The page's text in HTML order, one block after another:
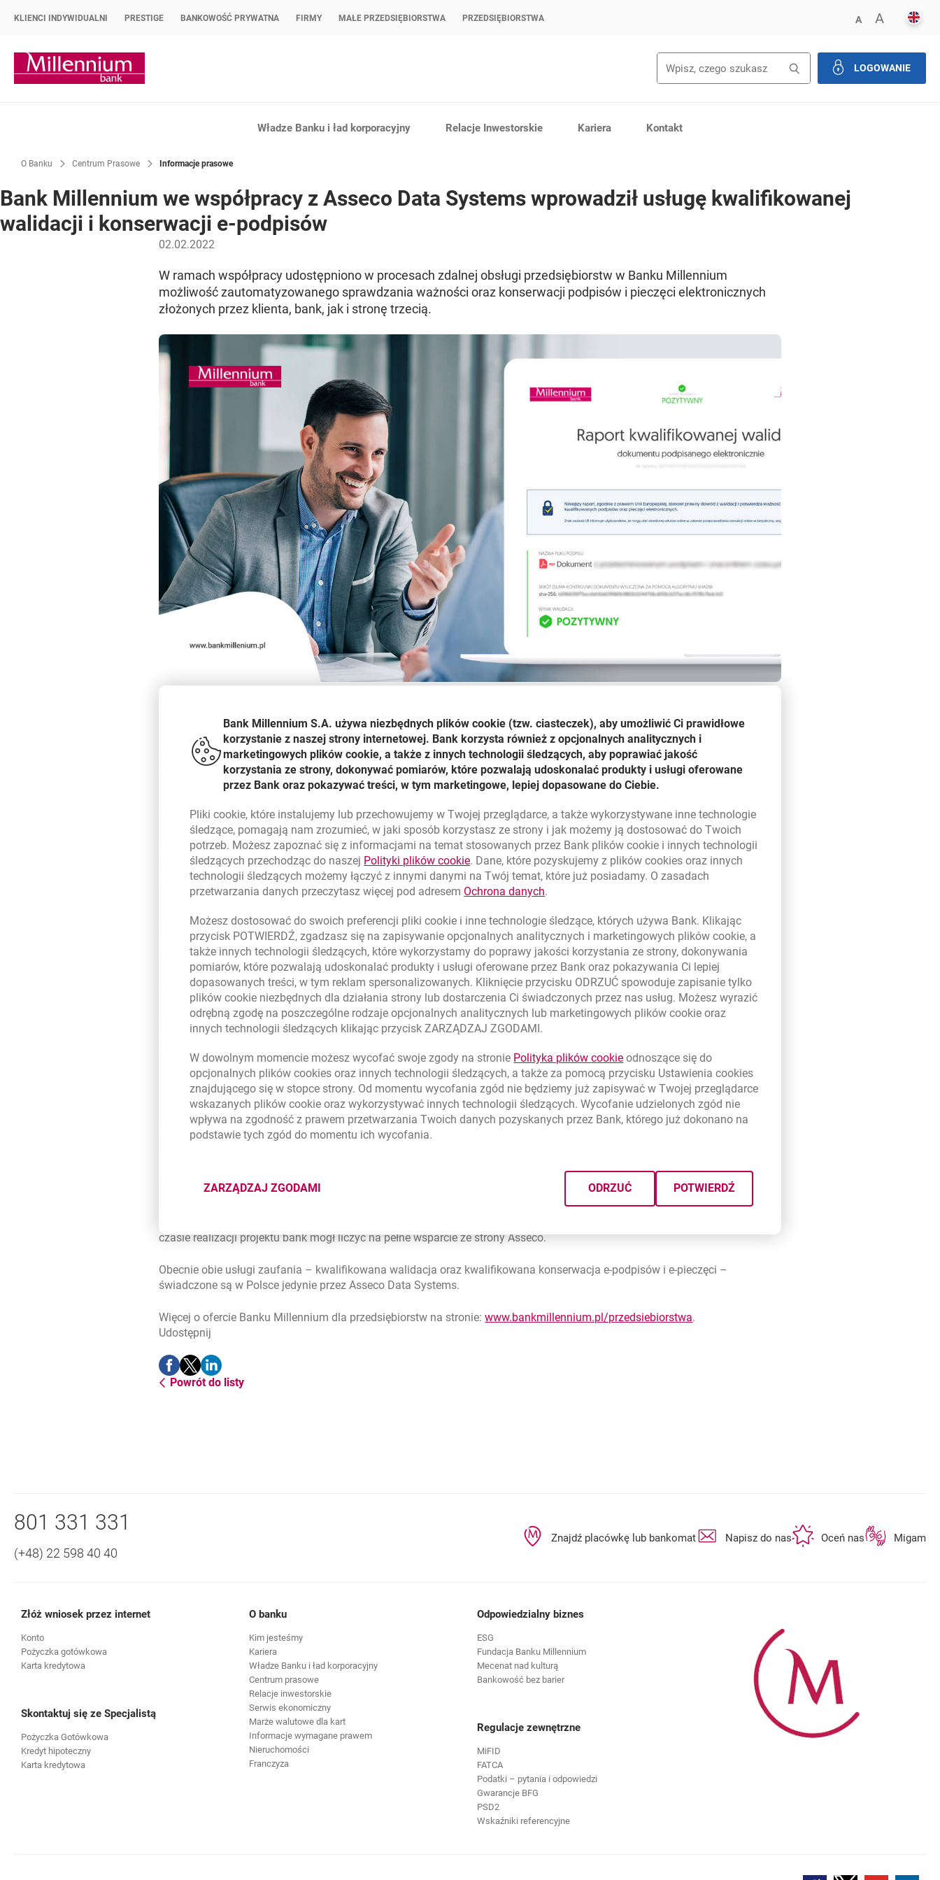
KLIENCI INDYWIDUALNI PRESTIGE BANKOWOŚĆ PRYWATNA FIRMY MAŁE PRZEDSIĘBIORSTWA PRZEDSIĘBIORSTWA AZMNIEJSZ FONT
A
Strona główna Bank Millennium
WyszukajLOGOWANIE
Władze Banku i ład korporacyjny Relacje Inwestorskie Kariera Kontakt
O Banku Centrum Prasowe Informacje prasowe
Bank Millennium we współpracy z Asseco Data Systems wprowadził usługę kwalifikowanej
walidacji i konserwacji e-podpisów
02.02.2022
W ramach współpracy udostępniono w procesach zdalnej obsługi przedsiębiorstw w Banku Millennium
możliwość zautomatyzowanego sprawdzania ważności oraz konserwacji podpisów i pieczęci elektronicznych
złożonych przez klienta, bank, jak i stronę trzecią.
Bank Millennium chcąc usprawnić wewnętrzne procesy podpisywania dokumentów oraz odpowiadając na oczekiwania
klientów, zdecydował się na rozwinięcie pakietu posiadanych usług zaufania. Ze wsparciem Asseco Data Systems bank
wdrożył w swojej infrastrukturze usługi umożliwiające uzyskanie potwierdzania ważności złożonych podpisów i pieczęci
elektronicznych.
stanowią znaczący krok w kierunku cyfryzacji procesów obsługi przedsiębiorstw. Dzięki kwalifikowanej walidacji oraz
konserwacji podpisów elektronicznych udało się nam ułatwić zarówno klientom, jak i pracownikom banku bieżącą weryfikację
podpisów elektronicznych, a także zapewnić ich długookresową trwałość. Nowe usługi są w pełni zintegrowane z obiegiem
dokumentów w systemie bankowości elektronicznej Millenet dla Przedsiębiorstw, co według nas dodatkowo zachęci klientów
do zawierania umów z bankiem w formie elektronicznej – podkreślaJarosław Ożóg, Project Manager, Bank Millennium.
na dokumencie cyfrowym. Stanowi to gwarancję, że nie został on zmieniony po podpisaniu oraz, że w momencie
podpisywania użyto ważnego certyfikatu kwalifikowanego. Odpowiedzialność za wynik procesu weryfikacji podpisu
spoczywa na dostawcy tej usługi – czyli w tym wypadku Asseco Data Systems.
Usługa kwalifikowanej konserwacji zapewnia w długim okresie prawną i techniczną ochronę wartości dowodowej
kwalifikowanego e-podpisu lub pieczęci, powiązanych z konkretnym dokumentem elektronicznym. Usługa ta zabezpiecza
dowody kwalifikowanej walidacji i integralność podpisanej treści zarówno pod względem formalno-prawnym, oraz podnosi
poziom zabezpieczenia kryptograficznego. Z technicznego punktu widzenia polega to na zastosowaniu odpowiednich
Kwalifikowane usługi walidacji i konserwacji to uzupełnienie całego cyklu życia dokumentu elektronicznego, od momentu
złożenia e-podpisu lub e-pieczęci po archiwizację w długim okresie z zapewnieniem pełnego bezpieczeństwa. -
Zespół Banku
Millennium zdecydował się na wykorzystywanie w swoich procesach kwalifikowanej walidacji i kwalifikowanej konserwacji e-
podpisu oraz e-pieczęci, będących usługami zaufania zgodnymi z Rozporządzeniem eIDAS. Są to rozwiązania wciąż mało
znane, aczkolwiek bardzo istotne z punktu widzenia zarządzania dokumentem elektronicznym. Całe przedsięwzięcie zostało
Zakres projektu obejmował wdrożenie Bramki Walidacyjnej zintegrowanej z kwalifikowaną usługą WebNotarius, dostosowanie
czasie realizacji projektu bank mógł liczyć na pełne wsparcie ze strony Asseco.
Obecnie obie usługi zaufania – kwalifikowana walidacja oraz kwalifikowana konserwacja e-podpisów i e-pieczęci –
świadczone są w Polsce jedynie przez Asseco Data Systems.
Więcej o ofercie Banku Millennium dla przedsiębiorstw na stronie:www.bankmillennium.pl/przedsiebiorstwa.
Udostępnij
Udostępnij-
otwiera się w nowej karcie
Udostępnij
otwiera się w nowej karcie
Udostępnij
otwiera się w nowej karcie
Powrót do listy
Nawigacja dolna
Zadzwoń do nas
801 331 331
(+48) 22 598 40 40
Znajdź placówkę lub bankomatotwiera się w nowej karcie
Napisz do nasotwiera się w nowej karcie
Oceń nasotwiera się w
Migam
Złóż wniosek przez internet
Konto
Pożyczka gotówkowa
Karta kredytowa
Skontaktuj się ze Specjalistą
Pożyczka Gotówkowa
Kredyt hipoteczny
Karta kredytowa
O banku
Kim jesteśmy
Kariera
Władze Banku i ład korporacyjny
Centrum prasowe
Relacje inwestorskie
Serwis ekonomiczny
Marże walutowe dla kart
Informacje wymagane prawem
Nieruchomości
Franczyza
Odpowiedzialny biznes
ESG
Fundacja Banku Millennium
Mecenat nad kulturą
Bankowość bez barier
Regulacje zewnętrzne
MiFID
FATCA
Podatki – pytania i odpowiedzi
Gwarancje BFG
PSD2
Wskaźniki referencyjne
Bank Millennium S.A. używa niezbędnych plikówcookie (tzw. ciasteczek), aby umożliwić Ci prawidłowe
korzystanie z naszej strony internetowej. Bank korzysta również z opcjonalnych analitycznych i
marketingowych plików cookie, a także z innych technologii śledzących, aby poprawiać jakość
korzystania ze strony, dokonywać pomiarów, które pozwalają udoskonalać produkty i usługi oferowane
przez Bank oraz pokazywać treści, w tym marketingowe, lepiej dopasowane do Ciebie.
Plikicookie, które instalujemy lub przechowujemy w Twojej przeglądarce, a także wykorzystywane inne technologie
śledzące, pomagają nam zrozumieć, w jaki sposób korzystasz ze strony i jak możemy ją dostosować do Twoich
potrzeb. Możesz zapoznać się z informacjami na temat stosowanych przez Bank plikówcookie i innych technologii
śledzących przechodząc do naszej Polityki plikówcookielink otwiera się w nowym oknie
. Dane, które pozyskujemy z plikówcookies oraz innych
technologii śledzących możemy łączyć z innymi danymi na Twój temat, które już posiadamy. O zasadach
przetwarzania danych przeczytasz więcej pod adresem Ochrona danych.
Możesz dostosować do swoich preferencji plikicookie i inne technologie śledzące, których używa Bank. Klikając
przycisk POTWIERDŹ, zgadzasz się na zapisywanie opcjonalnych analitycznych i marketingowych plikówcookie, a
także innych technologii śledzących, które wykorzystamy do poprawy jakości korzystania ze strony, dokonywania
pomiarów, które pozwalają udoskonalać produkty i usługi oferowane przez Bank oraz pokazywania Ci lepiej
dopasowanych treści, w tym reklam spersonalizowanych. Kliknięcie przycisku ODRZUĆ spowoduje zapisanie tylko
plikówcookie niezbędnych dla działania strony lub dostarczenia Ci świadczonych przez nas usług. Możesz wyrazić
odrębną zgodę na poszczególne rodzaje opcjonalnych analitycznych lub marketingowych plikówcookie oraz
innych technologii śledzących klikając przycisk ZARZĄDZAJ ZGODAMI.
W dowolnym momencie możesz wycofać swoje zgody na stronie Polityka plikówcookielink otwiera się w nowym oknie
odnoszące się do
opcjonalnych plikówcookies oraz innych technologii śledzących, a także za pomocą przycisku Ustawieniacookies
znajdującego się w stopce strony. Od momentu wycofania zgód nie będziemy już zapisywać w Twojej przeglądarce
wskazanych plikówcookie oraz wykorzystywać innych technologii śledzących. Wycofanie udzielonych zgód nie
wpływa na zgodność z prawem przetwarzania Twoich danych pozyskanych przez Bank, którego już dokonano na
podstawie tych zgód do momentu ich wycofania.
ZARZĄDZAJ ZGODAMI
DOTYCZĄCYMI PLIKÓW
ODRZUĆ POTWIERDŹ